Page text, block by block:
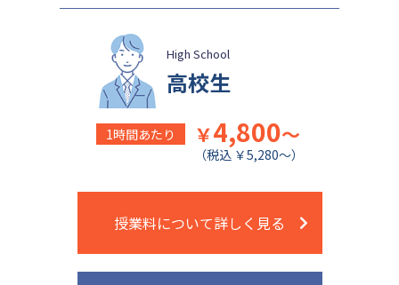
High School
高校生
1時間あたり ￥4,800～
（税込 ￥5,280～）
授業料について詳しく見る